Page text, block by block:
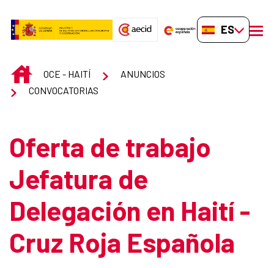
ES-ES
INICIOOCE - HAITÍ
ANUNCIOS
CONVOCATORIAS
Oferta de trabajo
Jefatura de
Delegación en Haití -
Cruz Roja Española